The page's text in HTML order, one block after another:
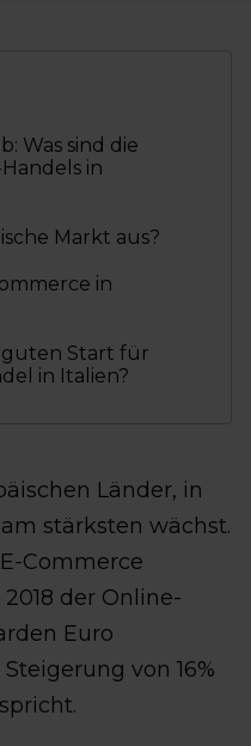
Was sind die
in
Markt aus?
in
guten Start für
in Italien?
Länder, in
stärksten wächst.
Commerce
der Online-
Euro
von 16%